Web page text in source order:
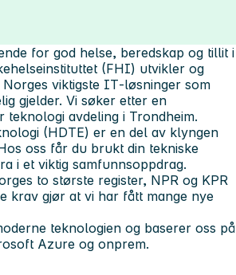
for god helse, beredskap og tillit i
(FHI) utvikler og
viktigste IT‑løsninger som
gjelder. Vi søker etter en
teknologi avdeling i Trondheim.
(HDTE) er en del av klyngen
oss får du brukt din tekniske
i et viktig samfunnsoppdrag.
to største register, NPR og KPR
krav gjør at vi har fått mange nye
teknologien og baserer oss på
Azure og onprem.